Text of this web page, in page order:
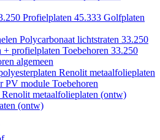
Profielplaten 45.333 Golfplaten
Polycarbonaat lichtstraten 33.250
+ profielplaten Toebehoren 33.250
algemeen
Renolit metaalfolieplaten
PV module Toebehoren
metaalfolieplaten (ontw)
(ontw)